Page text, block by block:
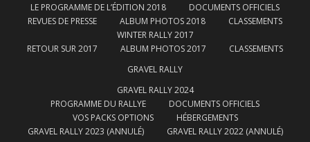
LE PROGRAMME DE L’ÉDITION 2018
DOCUMENTS OFFICIELS
REVUES DE PRESSE
ALBUM PHOTOS 2018
CLASSEMENTS
WINTER RALLY 2017
RETOUR SUR 2017
ALBUM PHOTOS 2017
CLASSEMENTS
GRAVEL RALLY
GRAVEL RALLY 2024
PROGRAMME DU RALLYE
DOCUMENTS OFFICIELS
VOS PACKS OPTIONS
HÉBERGEMENTS
GRAVEL RALLY 2023 (ANNULÉ)
GRAVEL RALLY 2022 (ANNULÉ)